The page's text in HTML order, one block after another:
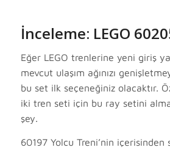
İnceleme: LEGO
Eğer LEGO trenlerine yeni giriş
mevcut ulaşım ağınızı
bu set ilk seçeneğiniz olacaktır.
iki tren seti için bu ray setini
şey.
60197 Yolcu Treni’nin